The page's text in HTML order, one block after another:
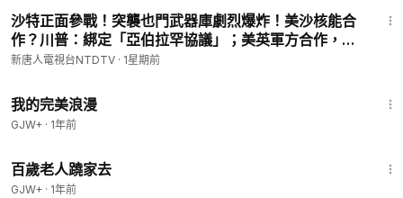
沙特正面參戰！突襲也門武器庫劇烈爆炸！美沙核能合
作？川普：綁定「亞伯拉罕協議」；美英軍方合作，護
航海峽現雛形！唱反調？長春：「經濟困難前所未
新唐人電視台NTDTV · 1星期前
我的完美浪漫
GJW+ · 1年前
百歲老人蹺家去
GJW+ · 1年前